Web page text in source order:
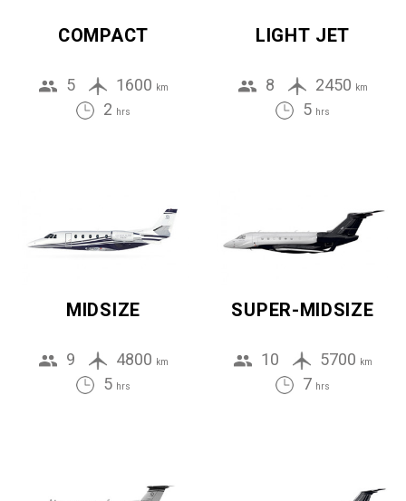
COMPACT
5 1600 km
2 hrs
LIGHT JET
8 2450 km
5 hrs
MIDSIZE
9 4800 km
5 hrs
SUPER-MIDSIZE
10 5700 km
7 hrs